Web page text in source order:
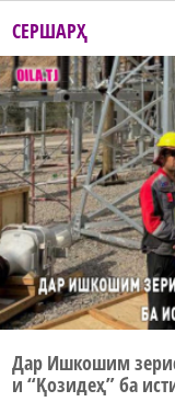
СЕРШАРҲ
Дар Ишкошим
и “Қозидеҳ” ба